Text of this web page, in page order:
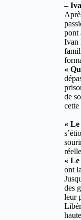
–
pont
Ivan
«
de
«
« Le
ont
des
leur